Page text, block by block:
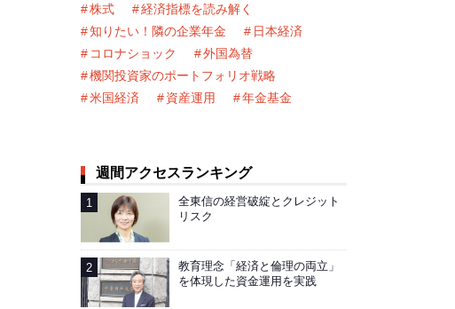
株式
経済指標を読み解く
知りたい！隣の企業年金
日本経済
コロナショック
外国為替
機関投資家のポートフォリオ戦略
米国経済
資産運用 年金基金
週間アクセスランキング
全東信の経営破綻とクレジット
リスク
教育理念「経済と倫理の両立」
を体現した資金運用を実践